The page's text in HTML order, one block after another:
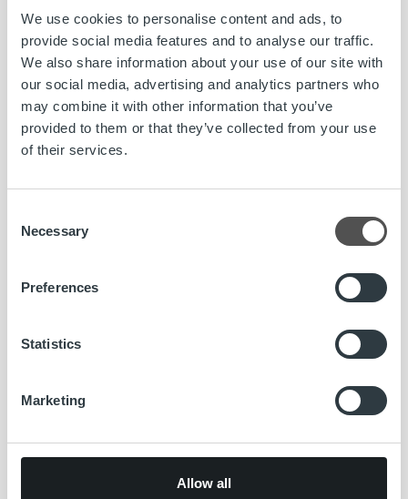
We use cookies to personalise content and ads, to
provide social media features and to analyse our traffic.
We also share information about your use of our site with
our social media, advertising and analytics partners who
may combine it with other information that you’ve
provided to them or that they’ve collected from your use
of their services.
Selection
Necessary
Preferences
Statistics
Marketing
Allow all
rahoituspalveluiden tarjoaja Suomessa. Kilpailemme
markkinoilla teknologisena edelläkävijänä –
toimintamallimme pohjautuu digitalisaation etuihin ja
vahvaan automaatioon. Työllistämme noin 260 talouden
ammattilaista ja kuukausittain yli 10 000 suomalaisyritystä
luottaa palveluihimme. Välitämme joka kuudennen laskun
Suomessa ja yli puolet kaikista suomalaisten
www.ropocapital.fi
Puhas Oy
Puhas Oy on kuntien omistama palveluyhtiö, joka tuottaa
kiinteistön päivittäiseen jätehuoltoon liittyvät palvelut.
Palveluihimme kuuluvat mm. jätteenkuljetuspalvelut,
palveluneuvonta. Teemme työtä yhdessä kuntalaisten
Ajankohtaista jätehuolto
laskun elinkaaripalvelu
maksuneuvonta maksuvalvonta